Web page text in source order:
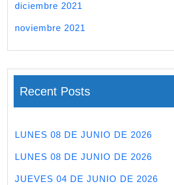
diciembre 2021
noviembre 2021
Recent Posts
LUNES 08 DE JUNIO DE 2026
LUNES 08 DE JUNIO DE 2026
JUEVES 04 DE JUNIO DE 2026